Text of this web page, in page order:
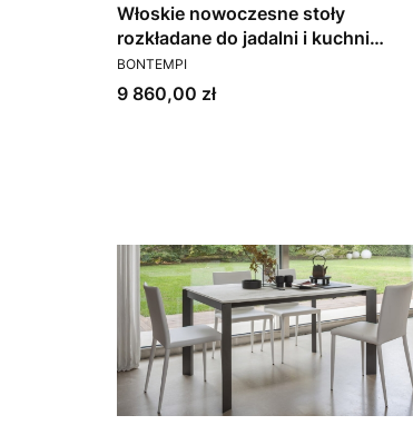
Włoskie nowoczesne stoły
rozkładane do jadalni i kuchni
model Matrix Bontempi
PRODUCENT
BONTEMPI
Cena
9 860,00 zł